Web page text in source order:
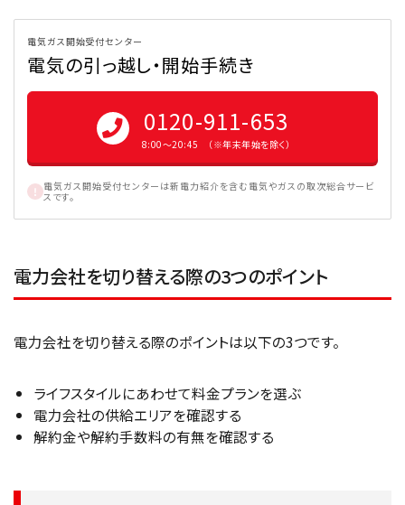
電気ガス開始受付センター
電気の引っ越し・開始手続き
0120-911-653
8:00〜20:45 （※年末年始を除く）
電気ガス開始受付センターは新電力紹介を含む電気やガスの取次総合サービ
スです。
電力会社を切り替える際の3つのポイント
電力会社を切り替える際のポイントは以下の3つです。
ライフスタイルにあわせて料金プランを選ぶ
電力会社の供給エリアを確認する
解約金や解約手数料の有無を確認する